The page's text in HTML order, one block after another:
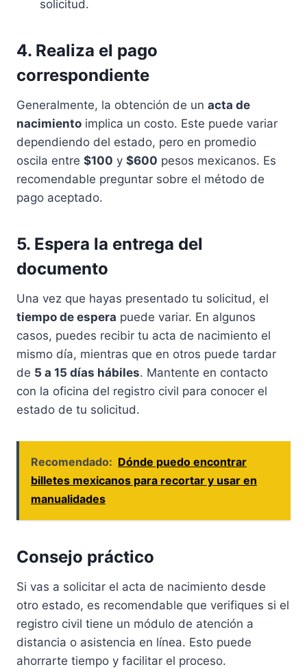
solicitud.
4. Realiza el pago
correspondiente
Generalmente, la obtención de un acta de
nacimiento implica un costo. Este puede variar
dependiendo del estado, pero en promedio
oscila entre $100 y $600 pesos mexicanos. Es
recomendable preguntar sobre el método de
pago aceptado.
5. Espera la entrega del
documento
Una vez que hayas presentado tu solicitud, el
tiempo de espera puede variar. En algunos
casos, puedes recibir tu acta de nacimiento el
mismo día, mientras que en otros puede tardar
de 5 a 15 días hábiles. Mantente en contacto
con la oficina del registro civil para conocer el
estado de tu solicitud.
Recomendado: Dónde puedo encontrar
billetes mexicanos para recortar y usar en
manualidades
Consejo práctico
Si vas a solicitar el acta de nacimiento desde
otro estado, es recomendable que verifiques si el
registro civil tiene un módulo de atención a
distancia o asistencia en línea. Esto puede
ahorrarte tiempo y facilitar el proceso.